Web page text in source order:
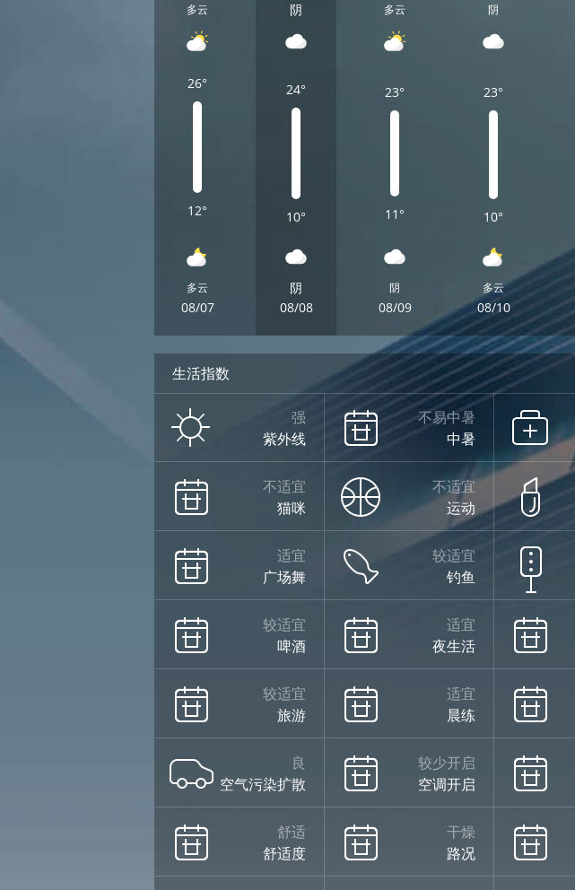
多云
26°
12°
多云
08/07
阴
24°
10°
阴
08/08
多云
23°
11°
阴
08/09
阴
23°
10°
多云
08/10
周五
小雨
24°
12°
小雨
08/14
生活指数
强
紫外线
不易中暑
中暑
不适宜
猫咪
不适宜
运动
适宜
广场舞
较适宜
钓鱼
较适宜
啤酒
适宜
夜生活
较适宜
旅游
适宜
晨练
良
空气污染扩散
较少开启
空调开启
舒适
舒适度
干燥
路况